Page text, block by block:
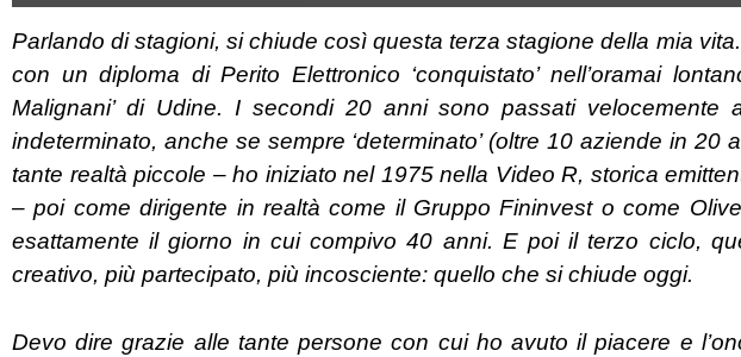
Parlando di stagioni, si chiude così questa terza stagione della mia
con un diploma di Perito Elettronico ‘conquistato’ nell’oramai
Malignani’ di Udine. I secondi 20 anni sono passati velocemente
indeterminato, anche se sempre ‘determinato’ (oltre 10 aziende in 20
tante realtà piccole – ho iniziato nel 1975 nella Video R, storica
– poi come dirigente in realtà come il Gruppo Fininvest o come
esattamente il giorno in cui compivo 40 anni. E poi il terzo ciclo,
creativo, più partecipato, più incosciente: quello che si chiude oggi.
Devo dire grazie alle tante persone con cui ho avuto il piacere e